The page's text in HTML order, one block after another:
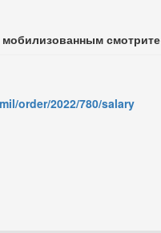
смотрите
order/2022/780/salary